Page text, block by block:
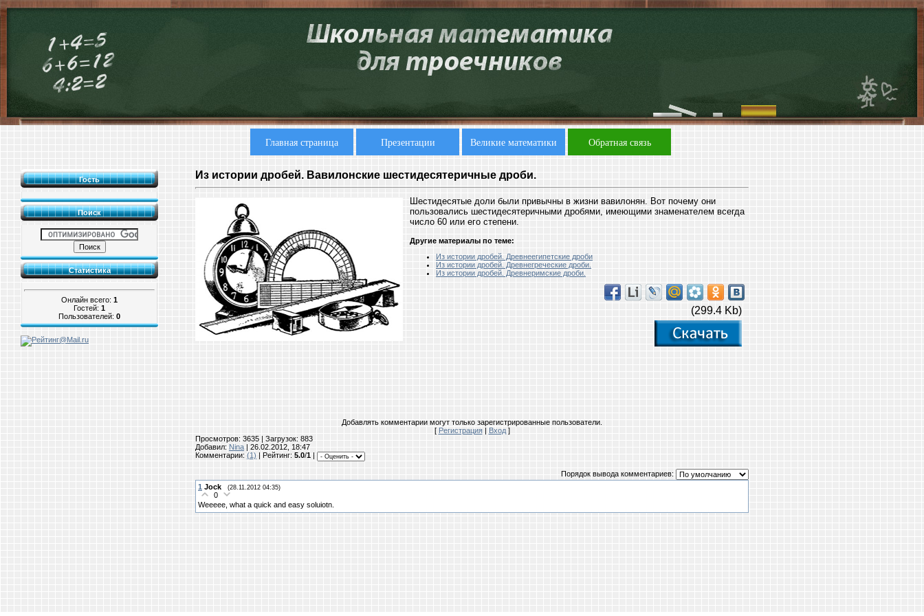
Главная страница Презентации Великие математики Обратная связь
Гость
Поиск
Статистика
Онлайн всего: 1
Гостей: 1
Пользователей: 0
Из истории дробей. Вавилонские шестидесятеричные дроби.
Шестидесятые доли были привычны в жизни вавилонян. Вот почему они
пользовались шестидесятеричными дробями, имеющими знаменателем всегда
число 60 или его степени.
Другие материалы по теме:
Из истории дробей. Древнеегипетские дроби
Из истории дробей. Древнегреческие дроби.
Из истории дробей. Древнеримские дроби.
(299.4 Kb)
Добавлять комментарии могут только зарегистрированные пользователи.
[ Регистрация| Вход]
Просмотров: 3635 | Загрузок: 883
Добавил: Nina | 26.02.2012, 18:47
Комментарии: (1) Рейтинг: 5.0/1
Порядок вывода комментариев:
1 Jock (28.11.2012 04:35)
0
Weeeee, what a quick and easy soluiotn.